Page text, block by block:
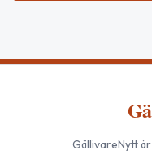
GällivareNytt